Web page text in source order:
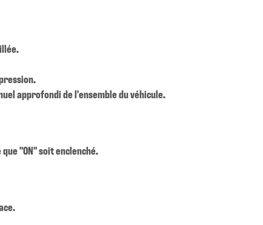
approfondi de l'ensemble du véhicule.
"ON" soit enclenché.